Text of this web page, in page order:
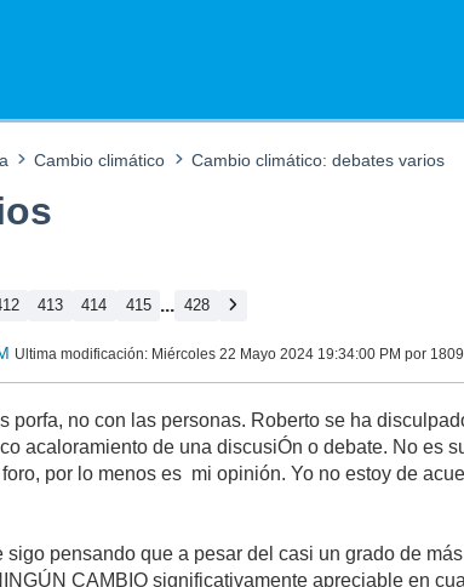
Cambio climático Cambio climático: debates varios
413 414 415 ... 428
Ultima modificación: Miércoles 22 Mayo 2024 19:34:00 PM por
porfa, no con las personas. Roberto se ha
acaloramiento de una discusiÓn o debate. No es
por lo menos es mi opinión. Yo no estoy de
sigo pensando que a pesar del casi un grado de
CAMBIO significativamente apreciable en